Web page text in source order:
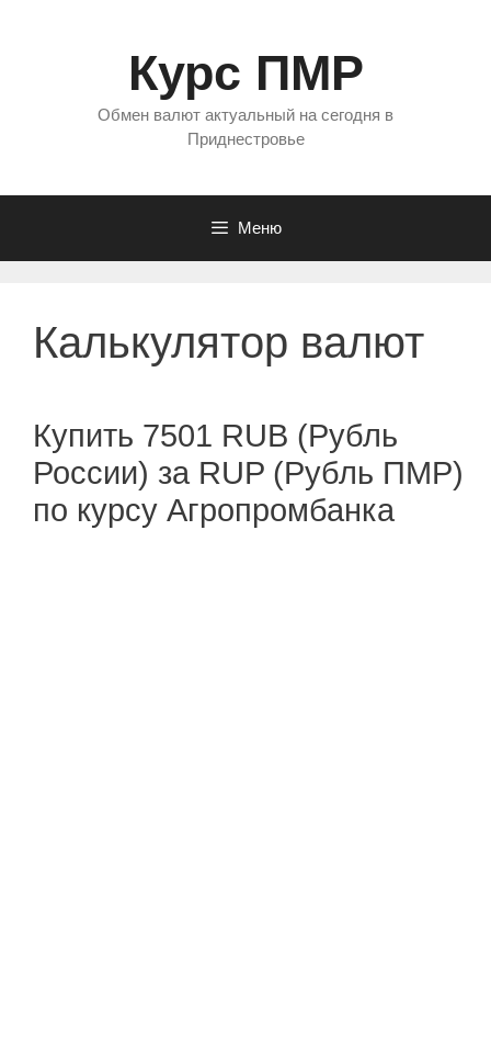
Курс ПМР
Обмен валют актуальный на сегодня в
Приднестровье
Меню
Калькулятор валют
Купить 7501 RUB (Рубль
России) за RUP (Рубль ПМР)
по курсу Агропромбанка